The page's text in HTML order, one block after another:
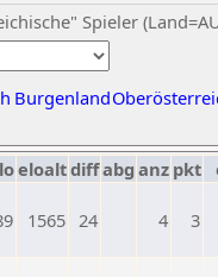
Spieler
Burgenland
eloaltdiffabg anz pkt
1565 24 4 3